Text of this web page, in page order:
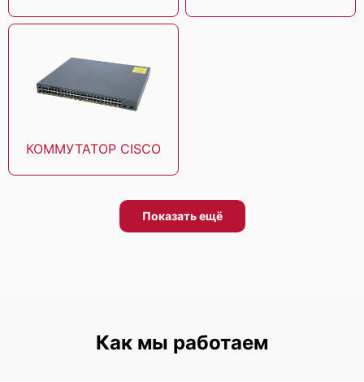
Cisco UCS C3160
Cisco UCS C260 M2
Cisco UCS C250 M2
КОММУТАТОР CISCO
Показать ещё
Как мы работаем